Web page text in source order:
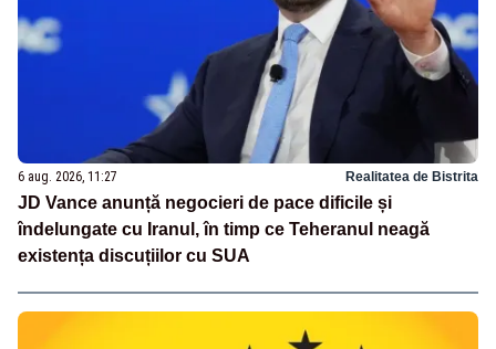
6 aug. 2026, 11:27 Realitatea de Bistrita
JD Vance anunță negocieri de pace dificile și
îndelungate cu Iranul, în timp ce Teheranul neagă
existența discuțiilor cu SUA